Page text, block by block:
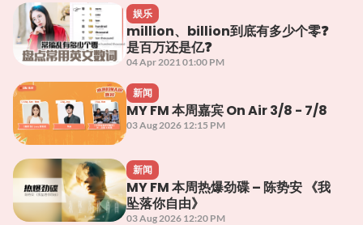
娱乐
million、billion到底有多少个零❓
是百万还是亿❓
04 Apr 2021 01:00 PM
新闻
MY FM 本周嘉宾 On Air 3/8 - 7/8
03 Aug 2026 12:15 PM
新闻
MY FM 本周热爆劲碟 – 陈势安 《我
坠落你自由》
03 Aug 2026 12:20 PM